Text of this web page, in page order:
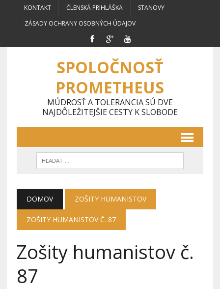
KONTAKT ČLENSKÁ PRIHLÁŠKA
STANOVY
ZÁSADY OCHRANY OSOBNÝCH ÚDAJOV
SPOLOČNOSŤ
PROMETHEUS
MÚDROSŤ A TOLERANCIA SÚ DVE
NAJDÔLEŽITEJŠIE CESTY K SLOBODE
DOMOV ZOŠITY HUMANISTOV
ZOŠITY HUMANISTOV Č. 87
Zošity humanistov č.
87